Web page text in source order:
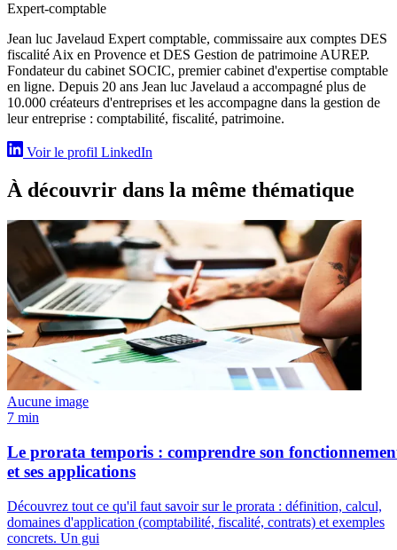
Expert-comptable
Jean luc Javelaud Expert comptable, commissaire aux comptes DES
fiscalité Aix en Provence et DES Gestion de patrimoine AUREP.
Fondateur du cabinet SOCIC, premier cabinet d'expertise comptable
en ligne. Depuis 20 ans Jean luc Javelaud a accompagné plus de
10.000 créateurs d'entreprises et les accompagne dans la gestion de
leur entreprise : comptabilité, fiscalité, patrimoine.
Voir le profil LinkedIn
À découvrir dans la même thématique
Aucune image
7 min
Le prorata temporis : comprendre son
et ses applications
Découvrez tout ce qu'il faut savoir sur le prorata : définition, calcul,
domaines d'application (comptabilité, fiscalité, contrats) et exemples
concrets. Un gui